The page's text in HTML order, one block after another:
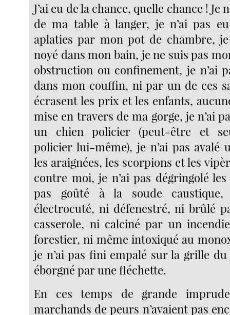
J’ai eu de la chance, quelle chance ! Je
de ma table à langer, je n’ai pas
aplaties par mon pot de chambre,
noyé dans mon bain, je ne suis pas
obstruction ou confinement, je n’ai
dans mon couffin, ni par un de ces
écrasent les prix et les enfants,
mise en travers de ma gorge, je n’ai
un chien policier (peut-être et
policier lui-même), je n’ai pas avalé
les araignées, les scorpions et les
contre moi, je n’ai pas dégringolé les
pas goûté à la soude
électrocuté, ni défenestré, ni brûlé
casserole, ni calciné par un
forestier, ni même intoxiqué au
je n’ai pas fini empalé sur la grille
éborgné par une fléchette.
En ces temps de grande
marchands de peurs n’avaient pas